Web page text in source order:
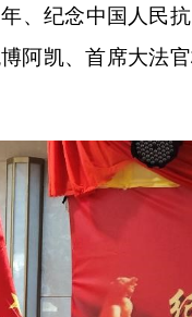
、纪念中国人民
阿凯、首席大法